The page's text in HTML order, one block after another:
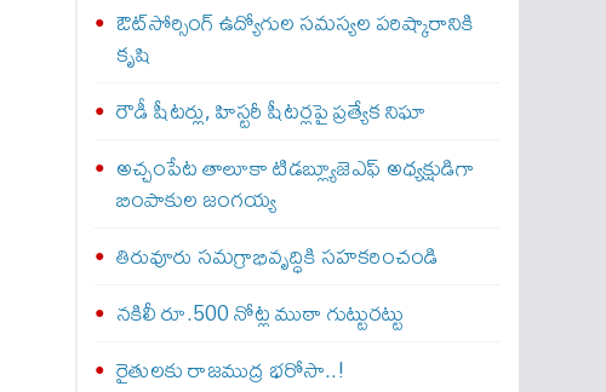
ఔట్‌సోర్సింగ్ ఉద్యోగుల సమస్యల పరిష్కారానికి
కృషి
రౌడీ షీటర్లు, హిస్టరీ షీటర్లపై ప్రత్యేక నిఘా
అచ్చంపేట తాలూకా టిడబ్ల్యూజెఎఫ్ అధ్యక్షుడిగా
బింపాకుల జంగయ్య
తిరువూరు సమగ్రాభివృద్ధికి సహకరించండి
నకిలీ రూ.500 నోట్ల ముఠా గుట్టురట్టు
రైతులకు రాజముద్ర భరోసా..!